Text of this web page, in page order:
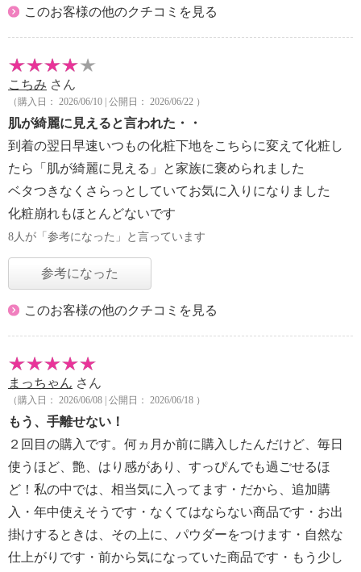
このお客様の他のクチコミを見る
こちみ さん
（購入日： 2026/06/10 | 公開日： 2026/06/22 ）
肌が綺麗に見えると言われた・・
到着の翌日早速いつもの化粧下地をこちらに変えて化粧し
たら「肌が綺麗に見える」と家族に褒められました
ベタつきなくさらっとしていてお気に入りになりました
化粧崩れもほとんどないです
8人が「参考になった」と言っています
参考になった
このお客様の他のクチコミを見る
まっちゃん さん
（購入日： 2026/06/08 | 公開日： 2026/06/18 ）
もう、手離せない！
２回目の購入です。何ヵ月か前に購入したんだけど、毎日
使うほど、艶、はり感があり、すっぴんでも過ごせるほ
ど！私の中では、相当気に入ってます・だから、追加購
入・年中使えそうです・なくてはならない商品です・お出
掛けするときは、その上に、パウダーをつけます・自然な
仕上がりです・前から気になっていた商品です・もう少し